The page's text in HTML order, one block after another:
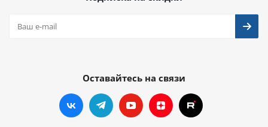
Оставайтесь на связи